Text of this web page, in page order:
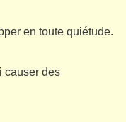
en toute quiétude.
causer des